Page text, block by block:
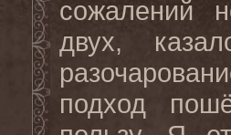
сожалений
двух,
подход